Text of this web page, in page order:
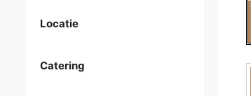
Locatie
Catering